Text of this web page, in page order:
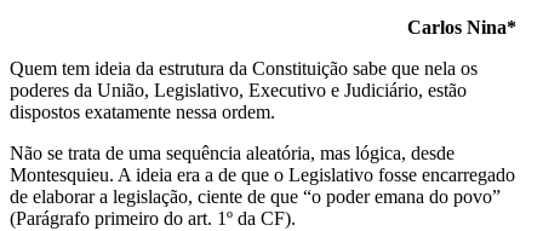
Carlos Nina*
Quem tem ideia da estrutura da Constituição sabe que nela os
poderes da União, Legislativo, Executivo e Judiciário, estão
dispostos exatamente nessa ordem.
Não se trata de uma sequência aleatória, mas lógica, desde
Montesquieu. A ideia era a de que o Legislativo fosse encarregado
de elaborar a legislação, ciente de que “o poder emana do povo”
(Parágrafo primeiro do art. 1º da CF).